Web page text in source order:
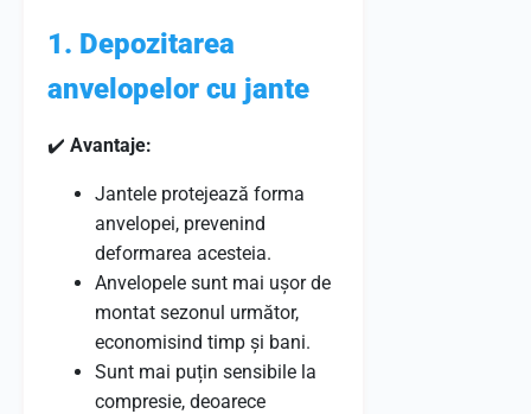
1. Depozitarea
anvelopelor cu jante
✔️ Avantaje:
Jantele protejează forma
anvelopei, prevenind
deformarea acesteia.
Anvelopele sunt mai ușor de
montat sezonul următor,
economisind timp și bani.
Sunt mai puțin sensibile la
compresie, deoarece